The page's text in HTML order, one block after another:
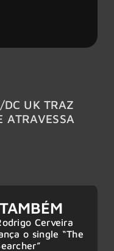
UK TRAZ
ATRAVESSA
Cerveira
o single “The